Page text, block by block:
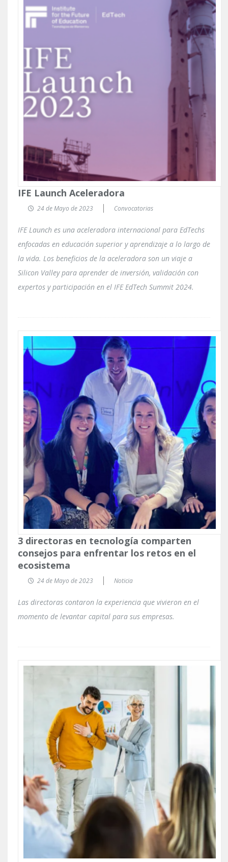
IFE Launch Aceleradora
24 de Mayo de 2023 Convocatorias
IFE Launch es una aceleradora internacional para EdTechs
enfocadas en educación superior y aprendizaje a lo largo de
la vida. Los beneficios de la aceleradora son un viaje a
Silicon Valley para aprender de inversión, validación con
expertos y participación en el IFE EdTech Summit 2024.
3 directoras en tecnología comparten
consejos para enfrentar los retos en el
ecosistema
24 de Mayo de 2023 Noticia
Las directoras contaron la experiencia que vivieron en el
momento de levantar capital para sus empresas.